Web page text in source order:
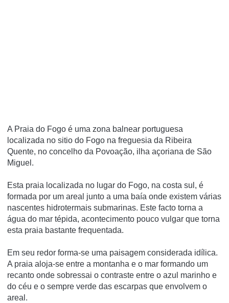
A Praia do Fogo é uma zona balnear portuguesa
localizada no sitio do Fogo na freguesia da Ribeira
Quente, no concelho da Povoação, ilha açoriana de São
Miguel.
Esta praia localizada no lugar do Fogo, na costa sul, é
formada por um areal junto a uma baí­a onde existem várias
nascentes hidrotermais submarinas. Este facto torna a
água do mar tépida, acontecimento pouco vulgar que torna
esta praia bastante frequentada.
Em seu redor forma-se uma paisagem considerada idí­lica.
A praia aloja-se entre a montanha e o mar formando um
recanto onde sobressai o contraste entre o azul marinho e
do céu e o sempre verde das escarpas que envolvem o
areal.